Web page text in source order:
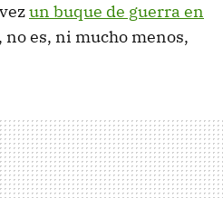
un buque de guerra en
, no es, ni mucho menos,